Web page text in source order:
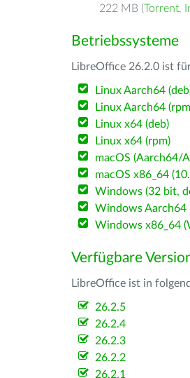
222 MB (Torrent,
Betriebssysteme
LibreOffice 26.2.0 ist
Linux Aarch64
Linux Aarch64
Linux x64 (deb)
Linux x64 (rpm)
macOS (Aarch64/
macOS x86_64
Windows (32 bit,
Windows Aarch64
Windows x86_64
Verfügbare
LibreOffice ist in
26.2.5
26.2.4
26.2.3
26.2.2
26.2.1